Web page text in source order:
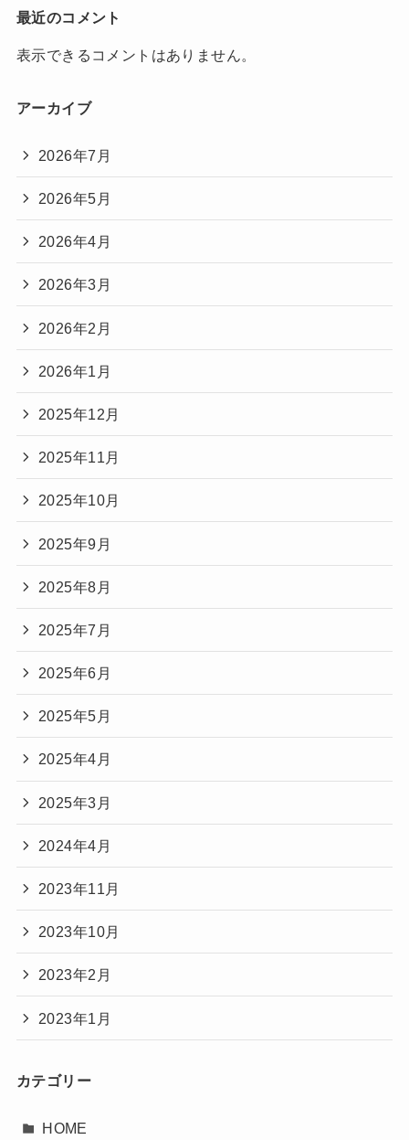
最近のコメント
表示できるコメントはありません。
アーカイブ
2026年7月
2026年5月
2026年4月
2026年3月
2026年2月
2026年1月
2025年12月
2025年11月
2025年10月
2025年9月
2025年8月
2025年7月
2025年6月
2025年5月
2025年4月
2025年3月
2024年4月
2023年11月
2023年10月
2023年2月
2023年1月
カテゴリー
HOME